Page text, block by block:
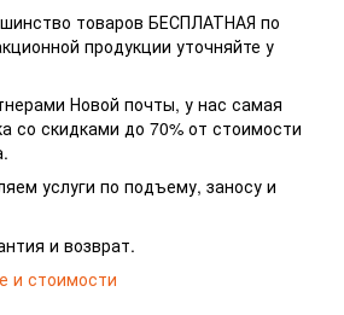
товаров БЕСПЛАТНАЯ по
продукции уточняйте у
Новой почты, у нас самая
со скидками до 70% от стоимости
услуги по подъему, заносу и
и возврат.
и стоимости